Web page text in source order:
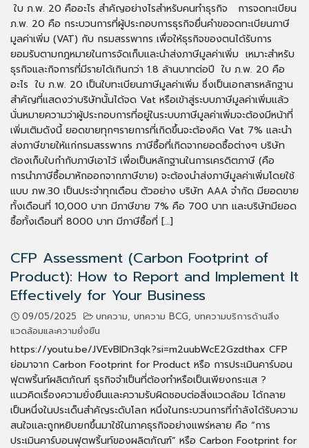
ใบ ภ.พ. 20 คืออะไร สำคัญอย่างไรสำหรับคนทำธุรกิจ การจดทะเบียน
ภ.พ. 20 คือ กระบวนการที่ผู้ประกอบการธุรกิจยื่นคำขอจดทะเบียนภาษี
มูลค่าเพิ่ม (VAT) กับ กรมสรรพากร เพื่อให้ธุรกิจของตนได้รับการ
ยอมรับตามกฎหมายในการจัดเก็บและนำส่งภาษีมูลค่าเพิ่ม เหมาะสำหรับ
ธุรกิจและกิจการที่มีรายได้เกินกว่า 1.8 ล้านบาทต่อปี ใบ ภ.พ. 20 คือ
อะไร ใบ ภ.พ. 20 เป็นใบทะเบียนภาษีมูลค่าเพิ่ม ซึ่งเป็นเอกสารหลักฐาน
สำคัญที่แสดงว่าบริษัทนั้นได้จด Vat หรือเข้าสู่ระบบภาษีมูลค่าเพิ่มแล้ว
นั่นหมายความว่าผู้ประกอบการที่อยู่ในระบบภาษีมูลค่าเพิ่มจะต้องมีหน้าที่
เพิ่มเติมดังนี้ ยอดขายทุกๆรายการที่เกิดขึ้นจะต้องคิด Vat 7% และนำ
ส่งภาษีขายให้แก่กรมสรรพากร ภาษีซื้อที่เกิดจากยอดซื้อต่างๆ บริษัท
ต้องเก็บใบกำกับภาษีเอาไว้ เพื่อเป็นหลักฐานในการเครดิตภาษี (คือ
การนำภาษีซื้อมาหักออกจากภาษีขาย) จะต้องนำส่งภาษีมูลค่าเพิ่มโดยใช้
แบบ ภพ.30 เป็นประจำทุกเดือน ตัวอย่าง บริษัท AAA จำกัด มียอดขาย
ทั้งเดือนที่ 10,000 บาท มีภาษีขาย 7% คือ 700 บาท และบริษัทมียอด
ซื้อทั้งเดือนที่ 8000 บาท มีภาษีซื้อที่ […]
CFP Assessment (Carbon Footprint of
Product): How to Report and Implement It
Effectively for Your Business
09/05/2025 บทความ, บทความ BCG, บทความบริการด้านสิ่ง
แวดล้อมและความยั่งยืน
https://youtu.be/JVEvBIDn3qk?si=m2uubWcE2Gzdthax CFP
ย่อมาจาก Carbon Footprint for Product หรือ การประเมินคาร์บอน
ฟุตพริ้นท์ผลิตภัณฑ์ ธุรกิจจำเป็นที่ต้องทำหรือเป็นเพียงกระแส ?
แนวคิดเรื่องความยั่งยืนและความรับผิดชอบต่อสิ่งแวดล้อม ได้กลาย
เป็นหนึ่งในประเด็นสำคัญระดับโลก หนึ่งในกระบวนการที่กำลังได้รับความ
สนใจและถูกหยิบยกขึ้นมาใช้ในภาคธุรกิจอย่างแพร่หลาย คือ “การ
ประเมินคาร์บอนฟุตพริ้นท์ของผลิตภัณฑ์” หรือ Carbon Footprint for